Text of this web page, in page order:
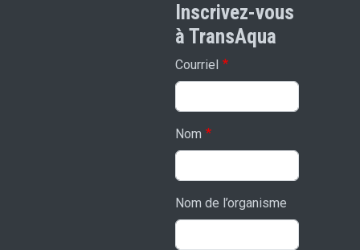
Inscrivez-vous
à TransAqua
Courriel
Nom
Nom de l’organisme